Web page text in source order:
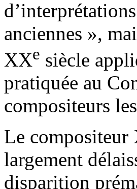
anciennes »,
XXe siècle
pratiquée au
compositeurs
Le compositeur
largement
disparition